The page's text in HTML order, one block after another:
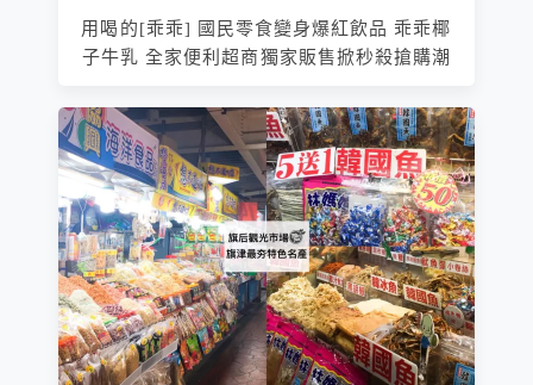
用喝的[乖乖] 國民零食變身爆紅飲品 乖乖椰
子牛乳 全家便利超商獨家販售掀秒殺搶購潮